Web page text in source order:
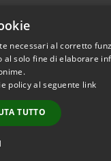
© 2026 • Comune di
necessari al corretto
al solo fine di elaborare
policy al seguente link
TUTTO